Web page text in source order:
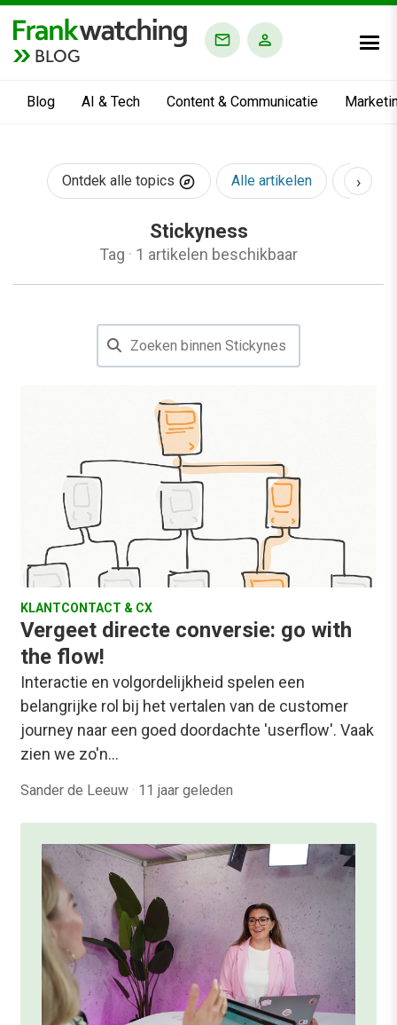
BLOG
Blog AI & Tech Content & Communicatie
Ontdek alle topics Alle artikelen AI &
›
Stickyness
Tag · 1 artikelen beschikbaar
KLANTCONTACT & CX
Vergeet directe conversie: go with
the flow!
Interactie en volgordelijkheid spelen een
belangrijke rol bij het vertalen van de customer
journey naar een goed doordachte 'userflow'. Vaak
zien we zo'n…
Sander de Leeuw · 11 jaar geleden